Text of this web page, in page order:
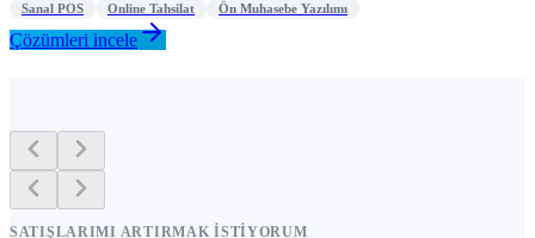
Sanal POS Online Tahsilat Ön Muhasebe Yazılımı
Çözümleri incele
SATIŞLARIMI ARTIRMAK İSTIYORUM